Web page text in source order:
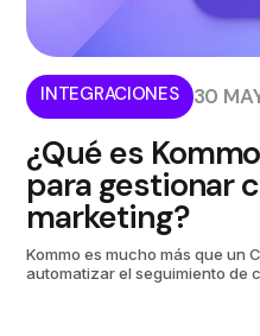
INTEGRACIONES 30
¿Qué es
para gestionar
marketing?
Kommo es mucho más que un
automatizar el seguimiento de